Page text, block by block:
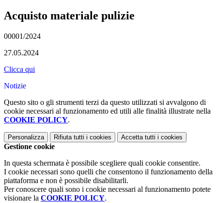
Acquisto materiale pulizie
00001/2024
27.05.2024
Clicca qui
Notizie
Questo sito o gli strumenti terzi da questo utilizzati si avvalgono di
cookie necessari al funzionamento ed utili alle finalità illustrate nella
COOKIE POLICY.
Personalizza Rifiuta tutti i cookies Accetta tutti i cookies
Gestione cookie
In questa schermata è possibile scegliere quali cookie consentire.
I cookie necessari sono quelli che consentono il funzionamento della
piattaforma e non è possibile disabilitarli.
Per conoscere quali sono i cookie necessari al funzionamento potete
visionare la COOKIE POLICY.